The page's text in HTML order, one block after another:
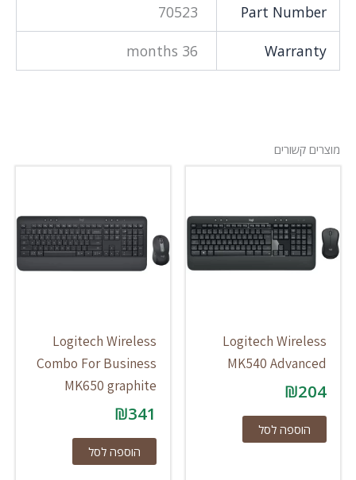
Part Number
70523
Warranty
36 months
מוצרים קשורים
Logitech Wireless
MK540 Advanced
₪204
הוספה לסל
Logitech Wireless
Combo For Business
MK650 graphite
₪341
הוספה לסל